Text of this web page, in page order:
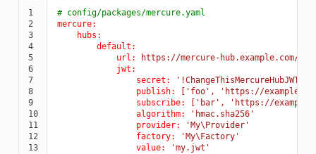
1
2
3
4
5
6
7
8
9
10
11
12
13
# config/packages/mercure.yaml
mercure:
hubs:
default:
url:
https://mercure-hub.example.com/
jwt:
secret:
publish:
['foo',
'https://
subscribe:
['bar',
'https://
algorithm:
'hmac.sha256'
provider:
'My\Provider'
factory:
'My\Factory'
value:
'my.jwt'